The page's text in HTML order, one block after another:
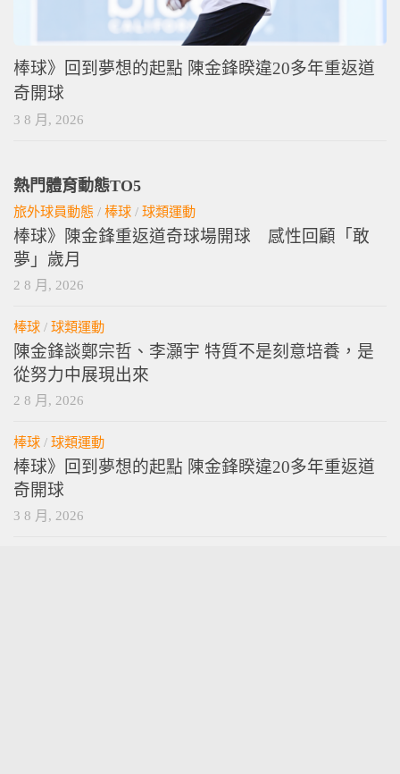
棒球》回到夢想的起點 陳金鋒睽違20多年重返道
奇開球
3 8 月, 2026
熱門體育動態TO5
旅外球員動態 / 棒球 / 球類運動
棒球》陳金鋒重返道奇球場開球 感性回顧「敢
夢」歲月
2 8 月, 2026
棒球 / 球類運動
陳金鋒談鄭宗哲、李灝宇 特質不是刻意培養，是
從努力中展現出來
2 8 月, 2026
棒球 / 球類運動
棒球》回到夢想的起點 陳金鋒睽違20多年重返道
奇開球
3 8 月, 2026